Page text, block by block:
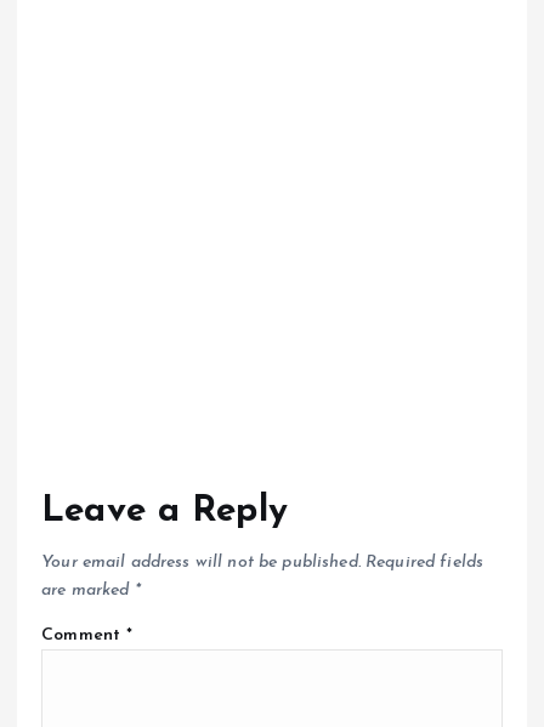
Leave a Reply
Your email address will not be published. Required fields
are marked *
Comment*